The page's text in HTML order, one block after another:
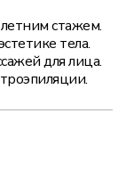
стажем.
тела.
для лица.